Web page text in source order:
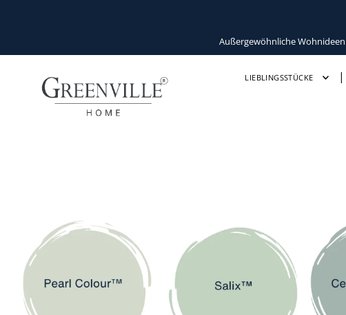
Außergewöhnliche
LIEBLINGSSTÜCKE